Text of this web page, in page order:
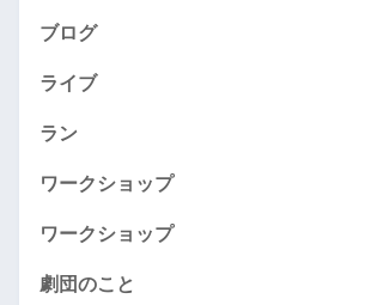
ブログ
ライブ
ラン
ワークショップ
ワークショップ
劇団のこと